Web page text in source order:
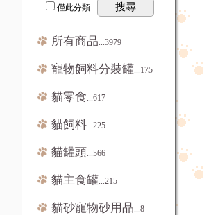
僅此分類 搜尋
所有商品...3979
寵物飼料分裝罐...175
貓零食...617
貓飼料...225
貓罐頭...566
貓主食罐...215
貓砂寵物砂用品...8